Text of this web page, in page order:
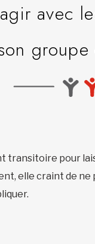
avec
transitoire pour
elle craint de